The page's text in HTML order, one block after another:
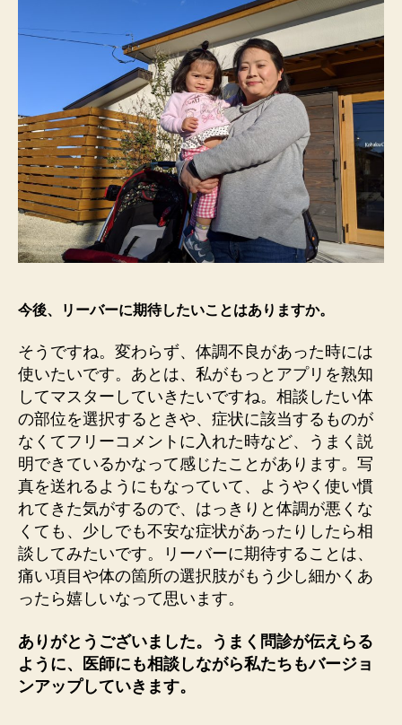
今後、リーバーに期待したいことはありますか。
そうですね。変わらず、体調不良があった時には
使いたいです。あとは、私がもっとアプリを熟知
してマスターしていきたいですね。相談したい体
の部位を選択するときや、症状に該当するものが
なくてフリーコメントに入れた時など、うまく説
明できているかなって感じたことがあります。写
真を送れるようにもなっていて、ようやく使い慣
れてきた気がするので、はっきりと体調が悪くな
くても、少しでも不安な症状があったりしたら相
談してみたいです。リーバーに期待することは、
痛い項目や体の箇所の選択肢がもう少し細かくあ
ったら嬉しいなって思います。
ありがとうございました。うまく問診が伝えらる
ように、医師にも相談しながら私たちもバージョ
ンアップしていきます。